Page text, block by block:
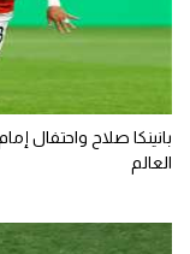
بانينكا صلاح واحتفال
العالم